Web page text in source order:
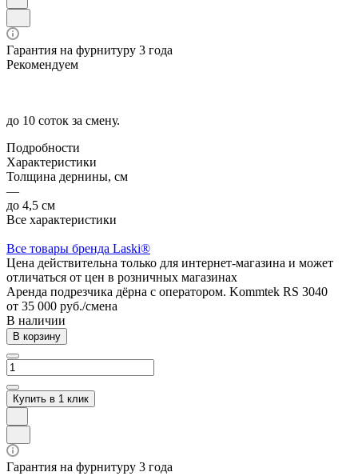
Гарантия на фурнитуру 3 года
Рекомендуем
до 10 соток за смену.
Подробности
Характеристики
Толщина дернины, см
—
до 4,5 см
Все характеристики
Все товары бренда Laski®
Цена действительна только для интернет-магазина и может
отличаться от цен в розничных магазинах
Аренда подрезчика дёрна с оператором. Kommtek RS 3040
от 35 000 руб./смена
В наличии
В корзину
Купить в 1 клик
Гарантия на фурнитуру 3 года